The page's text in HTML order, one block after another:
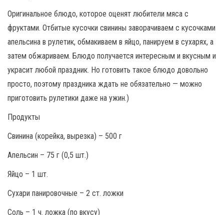
Оригинальное блюдо, которое оценят любители мяса с
фруктами. Отбитые кусочки свинины заворачиваем с кусочками
апельсина в рулетик, обмакиваем в яйцо, панируем в сухарях, а
затем обжариваем. Блюдо получается интересным и вкусным и
украсит любой праздник. Но готовить такое блюдо довольно
просто, поэтому праздника ждать не обязательно — можно
приготовить рулетики даже на ужин.)
Продукты
Свинина (корейка, вырезка) – 500 г
Апельсин – 75 г (0,5 шт.)
Яйцо – 1 шт.
Сухари панировочные – 2 ст. ложки
Соль – 1 ч. ложка (по вкусу)